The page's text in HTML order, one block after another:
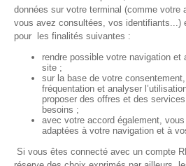
BON A SAVOIR :Consultez vos
retrouvez le détail de vos
dans votreEspace client en ligne
PRÉPAIEMENT DU FORFAIT
MOIS À VENIR
Le paiement du forfait mensuel
options récurrentes souscrites)
de mois. Ce montant est indiqué
dates de début et de fin de mois